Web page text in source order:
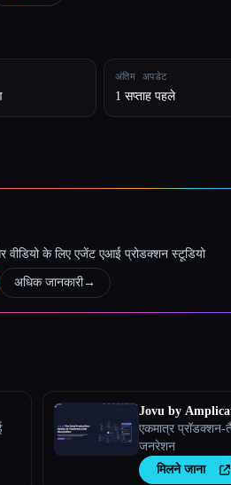
अंतिम अपडेट
1 सप्ताह पहले
वीडियो के लिए एजेंट एआई प्रोडक्शन स्टूडियो
अधिक जानकारी→
Jovu by
एकमात्र प्रॉडक्शन-
जनरेशन
मिलने जाना